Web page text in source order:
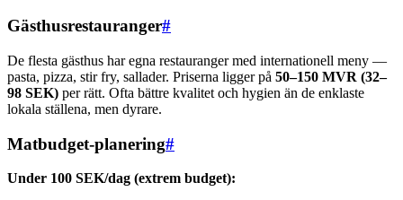
Gästhusrestauranger#
De flesta gästhus har egna restauranger med internationell meny —
pasta, pizza, stir fry, sallader. Priserna ligger på 50–150 MVR (32–
98 SEK) per rätt. Ofta bättre kvalitet och hygien än de enklaste
lokala ställena, men dyrare.
Matbudget-planering#
Under 100 SEK/dag (extrem budget):